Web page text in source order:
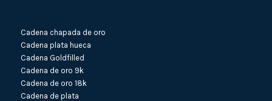
Cadena chapada de oro
Cadena plata hueca
Cadena Goldfilled
Cadena de oro 9k
Cadena de oro 18k
Cadena de plata